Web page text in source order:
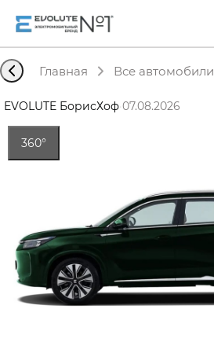
Главная Все автомобили
EVOLUTE БорисХоф·07.08.2026
360°